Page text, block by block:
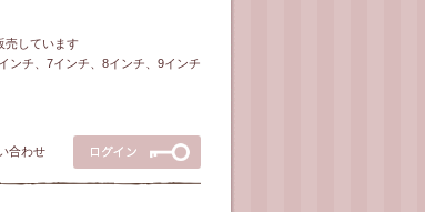
売しています
ンチ、7インチ、8インチ、9インチ
合わせ